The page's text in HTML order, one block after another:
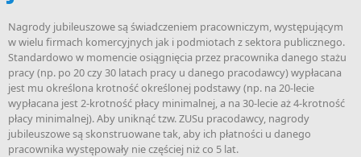
Nagrody jubileuszowe są świadczeniem pracowniczym, występującym
w wielu firmach komercyjnych jak i podmiotach z sektora publicznego.
Standardowo w momencie osiągnięcia przez pracownika danego stażu
pracy (np. po 20 czy 30 latach pracy u danego pracodawcy) wypłacana
jest mu określona krotność określonej podstawy (np. na 20-lecie
wypłacana jest 2-krotność płacy minimalnej, a na 30-lecie aż 4-krotność
płacy minimalnej). Aby uniknąć tzw. ZUSu pracodawcy, nagrody
jubileuszowe są skonstruowane tak, aby ich płatności u danego
pracownika występowały nie częściej niż co 5 lat.